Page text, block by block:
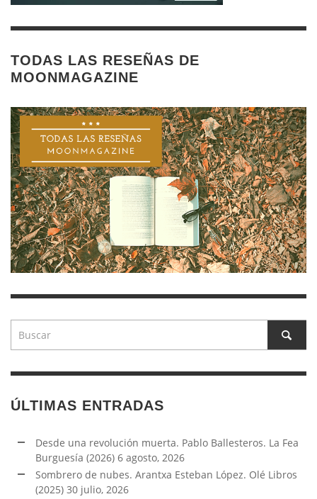
TODAS LAS RESEÑAS DE
MOONMAGAZINE
ÚLTIMAS ENTRADAS
Desde una revolución muerta. Pablo Ballesteros. La Fea
Burguesía (2026) 6 agosto, 2026
Sombrero de nubes. Arantxa Esteban López. Olé Libros
(2025) 30 julio, 2026